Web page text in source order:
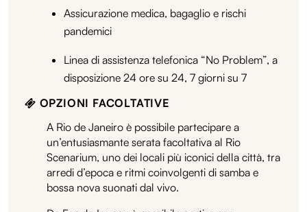
Assicurazione medica, bagaglio e rischi
pandemici
Linea di assistenza telefonica “No Problem”, a
disposizione 24 ore su 24, 7 giorni su 7
OPZIONI FACOLTATIVE
A Rio de Janeiro è possibile partecipare a
un’entusiasmante serata facoltativa al Rio
Scenarium, uno dei locali più iconici della città, tra
arredi d’epoca e ritmi coinvolgenti di samba e
bossa nova suonati dal vivo.